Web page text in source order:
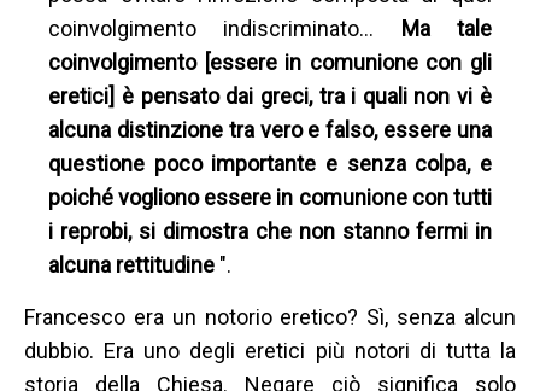
coinvolgimento indiscriminato... Ma tale
coinvolgimento [essere in comunione con gli
eretici] è pensato dai greci, tra i quali non vi è
alcuna distinzione tra vero e falso, essere una
questione poco importante e senza colpa, e
poiché vogliono essere in comunione con tutti
i reprobi, si dimostra che non stanno fermi in
alcuna rettitudine ".
Francesco era un notorio eretico? Sì, senza alcun
dubbio. Era uno degli eretici più notori di tutta la
storia della Chiesa. Negare ciò significa solo